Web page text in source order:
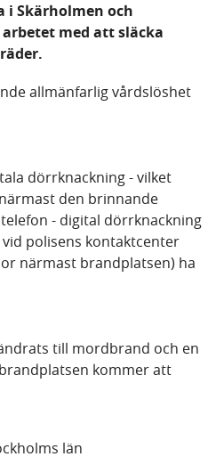
i Skärholmen och
med att släcka
allmänfarlig vårdslöshet
dörrknackning - vilket
den brinnande
- digital dörrknackning
polisens kontaktcenter
närmast brandplatsen) ha
till mordbrand och en
kommer att
län